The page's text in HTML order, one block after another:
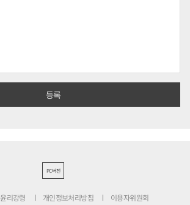
PC버전
윤리강령 개인정보처리방침 이용자위원회